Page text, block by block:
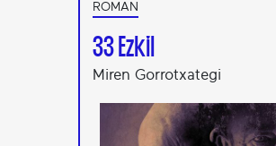
ROMAN
33 Ezkil
Miren Gorrotxategi